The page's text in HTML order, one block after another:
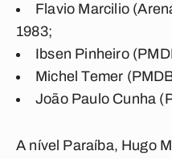
Flavio Marcilio
1983;
Ibsen Pinheiro
Michel Temer
João Paulo Cunha
A nível Paraíba, Hugo